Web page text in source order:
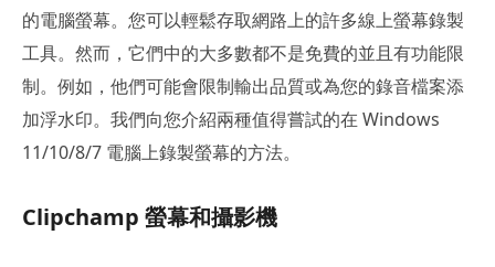
的電腦螢幕。您可以輕鬆存取網路上的許多線上螢幕錄製
工具。然而，它們中的大多數都不是免費的並且有功能限
制。例如，他們可能會限制輸出品質或為您的錄音檔案添
加浮水印。我們向您介紹兩種值得嘗試的在 Windows
11/10/8/7 電腦上錄製螢幕的方法。
Clipchamp 螢幕和攝影機